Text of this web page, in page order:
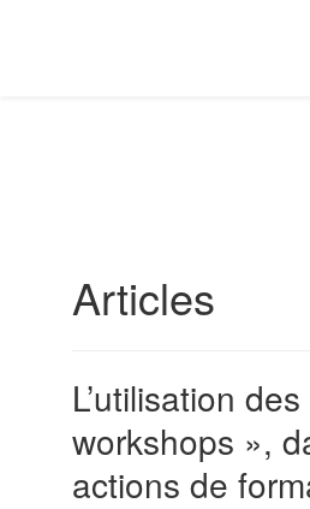
Articles
L’utilisation des
workshops »,
actions de